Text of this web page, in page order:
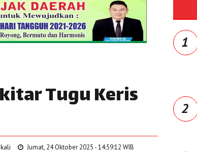
Tugu Keris
Jumat, 24 Oktober 2025 - 14:59:12 WIB
1
2